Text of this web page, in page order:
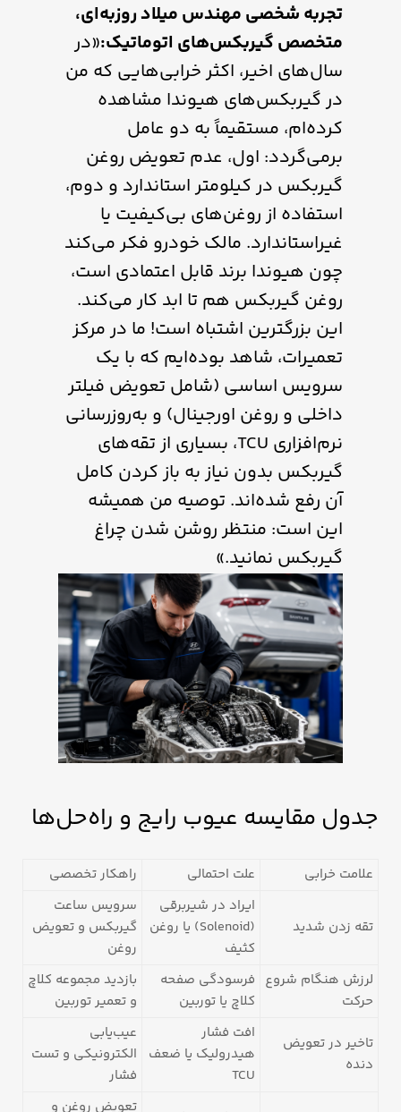
تجربه شخصی مهندس میلاد روزبه‌ای،
متخصص گیربکس‌های اتوماتیک:«در
سال‌های اخیر، اکثر خرابی‌هایی که من
در گیربکس‌های هیوندا مشاهده
کرده‌ام، مستقیماً به دو عامل
برمی‌گردد: اول، عدم تعویض روغن
گیربکس در کیلومتر استاندارد و دوم،
استفاده از روغن‌های بی‌کیفیت یا
غیراستاندارد. مالک خودرو فکر می‌کند
چون هیوندا برند قابل اعتمادی است،
روغن گیربکس هم تا ابد کار می‌کند.
این بزرگترین اشتباه است! ما در مرکز
تعمیرات، شاهد بوده‌ایم که با یک
سرویس اساسی (شامل تعویض فیلتر
داخلی و روغن اورجینال) و به‌روزرسانی
نرم‌افزاری TCU، بسیاری از تقه‌های
گیربکس بدون نیاز به باز کردن کامل
آن رفع شده‌اند. توصیه من همیشه
این است: منتظر روشن شدن چراغ
گیربکس نمانید.»
جدول مقایسه عیوب رایج و راه‌حل‌ها
علامت خرابی علت احتمالی راهکار تخصصی
تقه زدن شدید
ایراد در شیربرقی
(Solenoid) یا روغن
کثیف
سرویس ساعت
گیربکس و تعویض
روغن
لرزش هنگام شروع
حرکت
فرسودگی صفحه
کلاچ یا توربین
بازدید مجموعه کلاچ
و تعمیر توربین
تاخیر در تعویض
دنده
افت فشار
هیدرولیک یا ضعف
TCU
عیب‌یابی
الکترونیکی و تست
فشار
تعویض روغن و